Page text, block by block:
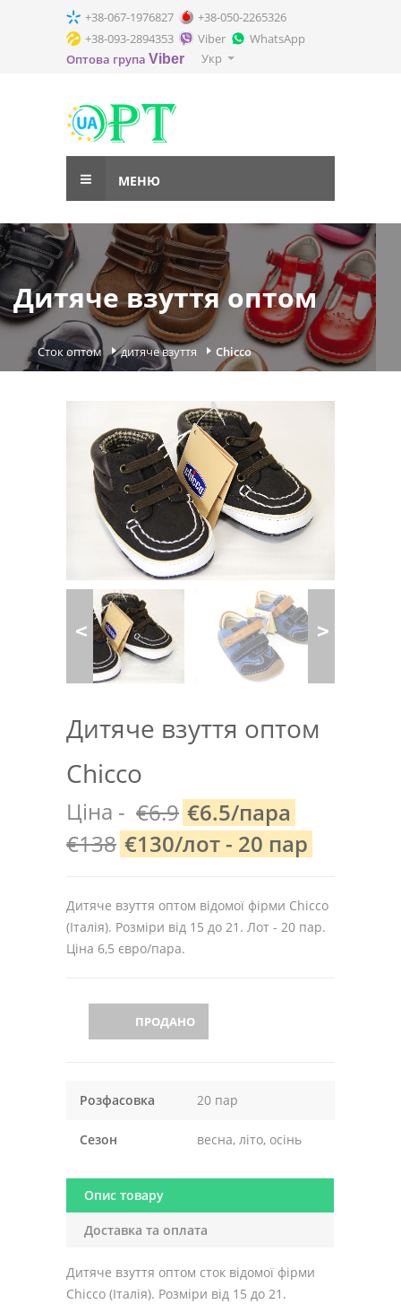
Дитяче взуття оптом
Chicco
Ціна - €6.9 €6.5/пара
€138 €130/лот - 20 пар
Дитяче взуття оптом відомої фірми Chicco
(Італія). Розміри від 15 до 21. Лот - 20 пар.
Ціна 6,5 євро/пара.
ПРОДАНО
Розфасовка 20 пар
Сезон весна, літо, осінь
Опис товару
Доставка та оплата
Дитяче взуття оптом сток відомої фірми
Chicco (Італія). Розміри від 15 до 21.
+38-067-1976827
+38-050-2265326
+38-093-2894353
Viber
WhatsApp
Оптова група Viber Укр
МЕНЮ
Дитяче взуття оптом
Сток оптом дитяче взуття Chicco